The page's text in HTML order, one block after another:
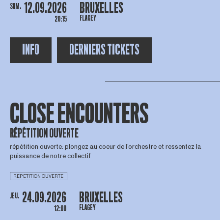
SAM. 12.09.2026
20:15
BRUXELLES
FLAGEY
INFO DERNIERS TICKETS
CLOSE ENCOUNTERS
RÉPÉTITION OUVERTE
répétition ouverte: plongez au coeur de l’orchestre et ressentez la
puissance de notre collectif
RÉPÉTITION OUVERTE
JEU. 24.09.2026
12:00
BRUXELLES
FLAGEY